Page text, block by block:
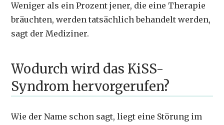
Weniger als ein Prozent jener, die eine Therapie
bräuchten, werden tatsächlich behandelt werden,
sagt der Mediziner.
Wodurch wird das KiSS-
Syndrom hervorgerufen?
Wie der Name schon sagt, liegt eine Störung im